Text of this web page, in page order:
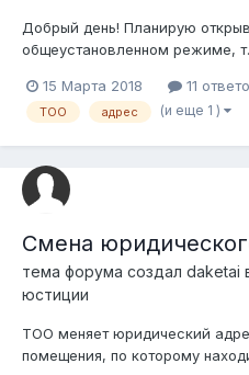
Добрый день! Планирую
общеустановленном режиме,
хозяин, но прописан в ней. Она
частный дом, где живу с
15 Марта 2018 11
ТОО адрес (и еще 1 )
Смена
тема форума создал daketai
юстиции
ТОО меняет юридический
помещения, по которому